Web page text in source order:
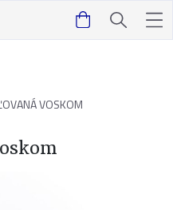
VOSKOM